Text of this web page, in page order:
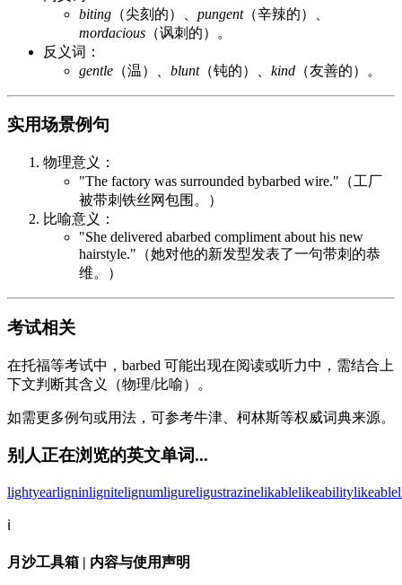
biting （尖刻的）、 pungent（辛辣的）、
mordacious （讽刺的）。
反义词：
gentle （温）、 blunt（钝的）、 kind （友善的）。
实用场景例句
物理意义：
"The factory was surrounded bybarbed wire."（工厂
被带刺铁丝网包围。）
比喻意义：
"She delivered abarbed compliment about his new
hairstyle."（她对他的新发型发表了一句带刺的恭
维。）
考试相关
在托福等考试中，barbed 可能出现在阅读或听力中，需结合上
下文判断其含义（物理/比喻）。
如需更多例句或用法，可参考牛津、柯林斯等权威词典来源。
别人正在浏览的英文单词...
lightyearligninlignitelignumligureligustrazinelikablelikeabilitylikeable
ℹ️
月沙工具箱 | 内容与使用声明